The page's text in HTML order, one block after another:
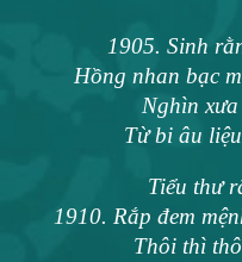
1905. Sinh
Hồng nhan bạc
Nghìn
Từ bi âu
Tiểu thư
1910. Rắp đem
Thôi thì